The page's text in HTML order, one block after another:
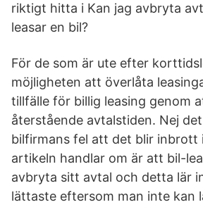
riktigt hitta i Kan jag avbryta
leasar en bil?
För de som är ute efter
möjligheten att överlåta
tillfälle för billig leasing genom
återstående avtalstiden. Nej
bilfirmans fel att det blir inbrott
artikeln handlar om är att bil-
avbryta sitt avtal och detta lär
lättaste eftersom man inte kan